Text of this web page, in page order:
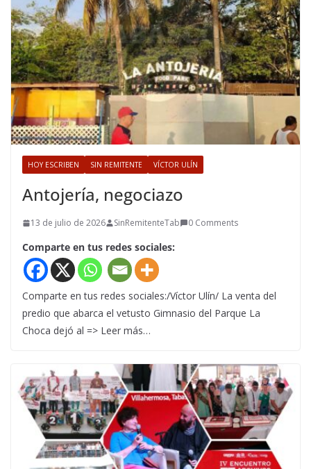
HOY ESCRIBEN SIN REMITENTE VÍCTOR ULÍN
Antojería, negociazo
13 de julio de 2026 SinRemitenteTab 0 Comments
Comparte en tus redes sociales:
Comparte en tus redes sociales:/Víctor Ulín/ La venta del
predio que abarca el vetusto Gimnasio del Parque La
Choca dejó al => Leer más…